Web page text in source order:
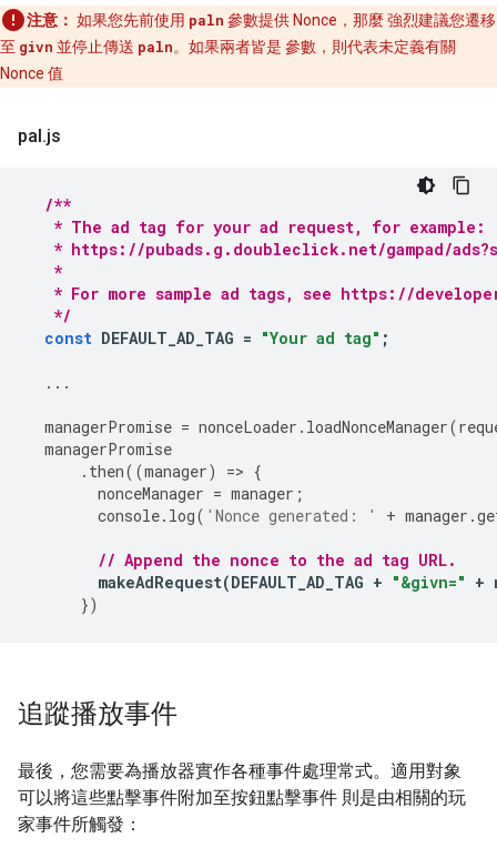
注意： 如果您先前使用 paln 參數提供 Nonce，那麼 強烈建議您遷移
至 givn 並停止傳送 paln。如果兩者皆是 參數，則代表未定義有關
Nonce 值
pal.js
/**
   * The ad tag for your ad request, for example:
* https://pubads.g.doubleclick.net/gampad/
   *
* For more sample ad tags, see https://
   */
const DEFAULT_AD_TAG = "Your ad tag" ;
...
managerPromise = nonceLoader . loadNonceManager(
managerPromise
. then((manager) => {
nonceManager = manager ;
console. log( 'Nonce generated: ' + manager .
// Append the nonce to the ad tag URL.
makeAdRequest(DEFAULT_AD_TAG + "&givn=" +
})
追蹤播放事件
最後，您需要為播放器實作各種事件處理常式。適用對象
可以將這些點擊事件附加至按鈕點擊事件 則是由相關的玩
家事件所觸發：